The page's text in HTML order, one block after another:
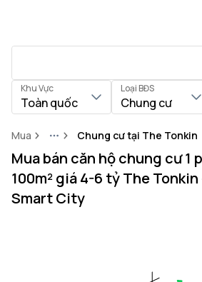
Khu Vực
Toàn quốc
Loại BĐS
Chung cư
Mua MoreChung cư tại The Tonkin
Mua bán căn hộ chung cư 1
100m² giá 4-6 tỷ The
Smart City